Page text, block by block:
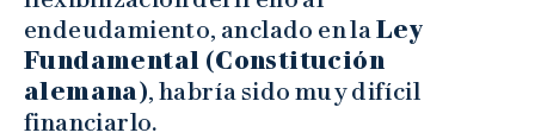
endeudamiento, anclado en laLey
Fundamental (Constitución
alemana), habría sido muy difícil
financiarlo.